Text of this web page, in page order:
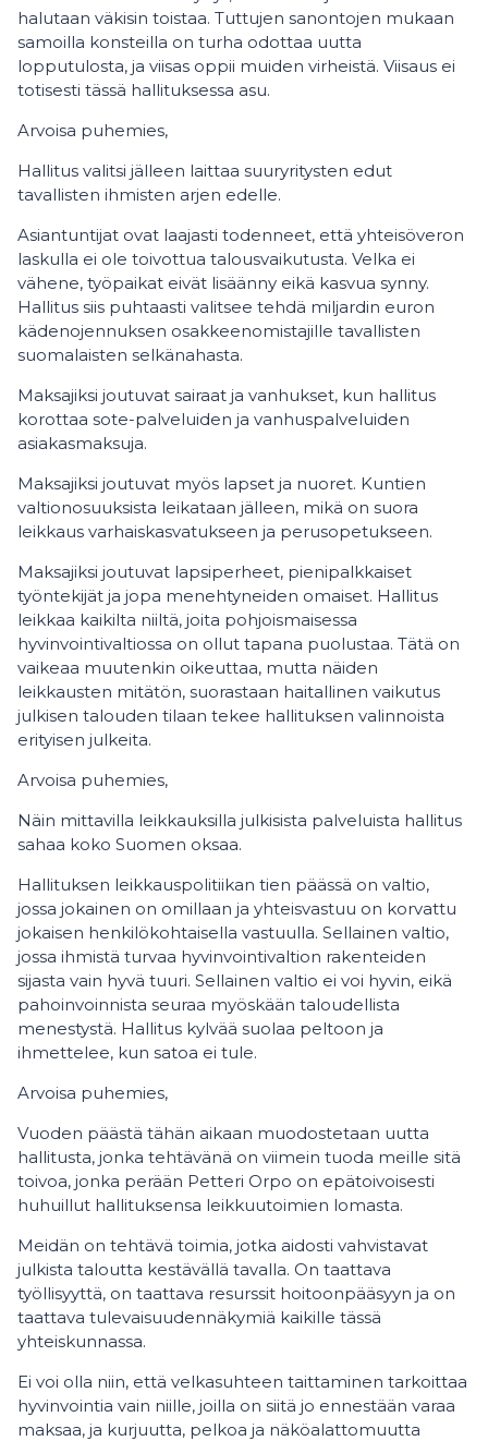
halutaan väkisin toistaa. Tuttujen sanontojen mukaan
samoilla konsteilla on turha odottaa uutta
lopputulosta, ja viisas oppii muiden virheistä. Viisaus ei
totisesti tässä hallituksessa asu.
Arvoisa puhemies,
Hallitus valitsi jälleen laittaa suuryritysten edut
tavallisten ihmisten arjen edelle.
Asiantuntijat ovat laajasti todenneet, että yhteisöveron
laskulla ei ole toivottua talousvaikutusta. Velka ei
vähene, työpaikat eivät lisäänny eikä kasvua synny.
Hallitus siis puhtaasti valitsee tehdä miljardin euron
kädenojennuksen osakkeenomistajille tavallisten
suomalaisten selkänahasta.
Maksajiksi joutuvat sairaat ja vanhukset, kun hallitus
korottaa sote-palveluiden ja vanhuspalveluiden
asiakasmaksuja.
Maksajiksi joutuvat myös lapset ja nuoret. Kuntien
valtionosuuksista leikataan jälleen, mikä on suora
leikkaus varhaiskasvatukseen ja perusopetukseen.
Maksajiksi joutuvat lapsiperheet, pienipalkkaiset
työntekijät ja jopa menehtyneiden omaiset. Hallitus
leikkaa kaikilta niiltä, joita pohjoismaisessa
hyvinvointivaltiossa on ollut tapana puolustaa. Tätä on
vaikeaa muutenkin oikeuttaa, mutta näiden
leikkausten mitätön, suorastaan haitallinen vaikutus
julkisen talouden tilaan tekee hallituksen valinnoista
erityisen julkeita.
Arvoisa puhemies,
Näin mittavilla leikkauksilla julkisista palveluista hallitus
sahaa koko Suomen oksaa.
Hallituksen leikkauspolitiikan tien päässä on valtio,
jossa jokainen on omillaan ja yhteisvastuu on korvattu
jokaisen henkilökohtaisella vastuulla. Sellainen valtio,
jossa ihmistä turvaa hyvinvointivaltion rakenteiden
sijasta vain hyvä tuuri. Sellainen valtio ei voi hyvin, eikä
pahoinvoinnista seuraa myöskään taloudellista
menestystä. Hallitus kylvää suolaa peltoon ja
ihmettelee, kun satoa ei tule.
Arvoisa puhemies,
Vuoden päästä tähän aikaan muodostetaan uutta
hallitusta, jonka tehtävänä on viimein tuoda meille sitä
toivoa, jonka perään Petteri Orpo on epätoivoisesti
huhuillut hallituksensa leikkuutoimien lomasta.
Meidän on tehtävä toimia, jotka aidosti vahvistavat
julkista taloutta kestävällä tavalla. On taattava
työllisyyttä, on taattava resurssit hoitoonpääsyyn ja on
taattava tulevaisuudennäkymiä kaikille tässä
yhteiskunnassa.
Ei voi olla niin, että velkasuhteen taittaminen tarkoittaa
hyvinvointia vain niille, joilla on siitä jo ennestään varaa
maksaa, ja kurjuutta, pelkoa ja näköalattomuutta